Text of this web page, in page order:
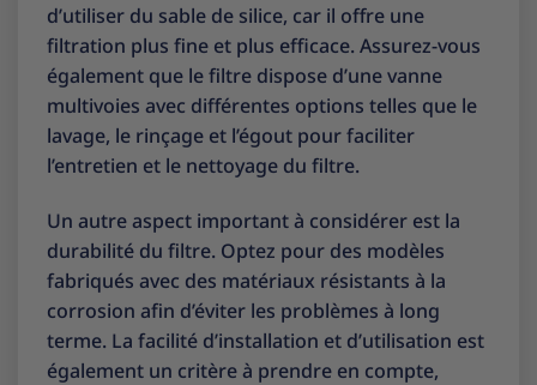
d’utiliser du sable de silice, car il offre une
filtration plus fine et plus efficace. Assurez-vous
également que le filtre dispose d’une vanne
multivoies avec différentes options telles que le
lavage, le rinçage et l’égout pour faciliter
l’entretien et le nettoyage du filtre.
Un autre aspect important à considérer est la
durabilité du filtre. Optez pour des modèles
fabriqués avec des matériaux résistants à la
corrosion afin d’éviter les problèmes à long
terme. La facilité d’installation et d’utilisation est
également un critère à prendre en compte,